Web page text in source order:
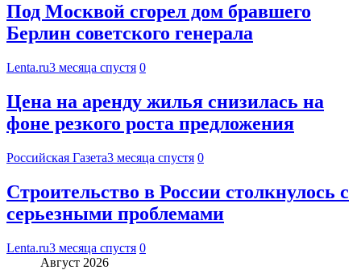
Под Москвой сгорел дом бравшего
Берлин советского генерала
Lenta.ru3 месяца спустя 0
Цена на аренду жилья снизилась на
фоне резкого роста предложения
Российская Газета3 месяца спустя 0
Строительство в России столкнулось с
серьезными проблемами
Lenta.ru3 месяца спустя 0
Август 2026